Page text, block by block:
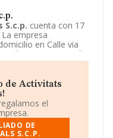
cuenta con 17
empresa
en Calle via
Su principal
de reservas y
como
de Activitats
el
DE
S.C.P.